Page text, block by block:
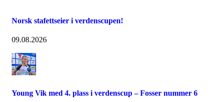
Norsk stafettseier i verdenscupen!
09.08.2026
Young Vik med 4. plass i verdenscup – Fosser nummer 6